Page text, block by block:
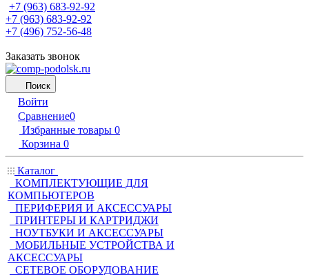
+7 (963) 683-92-92
+7 (963) 683-92-92
+7 (496) 752-56-48
Заказать звонок
Поиск
Войти
Сравнение0
Избранные товары 0
Корзина 0
Каталог
КОМПЛЕКТУЮЩИЕ ДЛЯ
КОМПЬЮТЕРОВ
ПЕРИФЕРИЯ И АКСЕССУАРЫ
ПРИНТЕРЫ И КАРТРИДЖИ
НОУТБУКИ И АКСЕССУАРЫ
МОБИЛЬНЫЕ УСТРОЙСТВА И
АКСЕССУАРЫ
СЕТЕВОЕ ОБОРУДОВАНИЕ